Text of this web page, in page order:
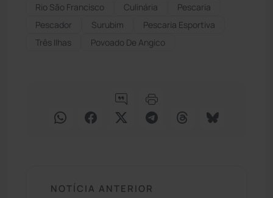
Rio São Francisco
Culinária
Pescaria
Pescador
Surubim
Pescaria Esportiva
Três Ilhas
Povoado De Angico
NOTÍCIA ANTERIOR